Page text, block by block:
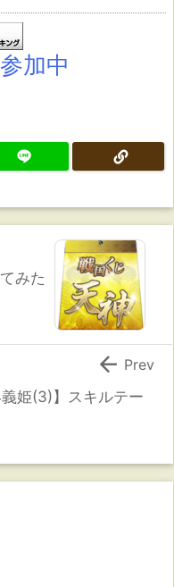
加中
みた
姫(3)】スキルテー
 Prev